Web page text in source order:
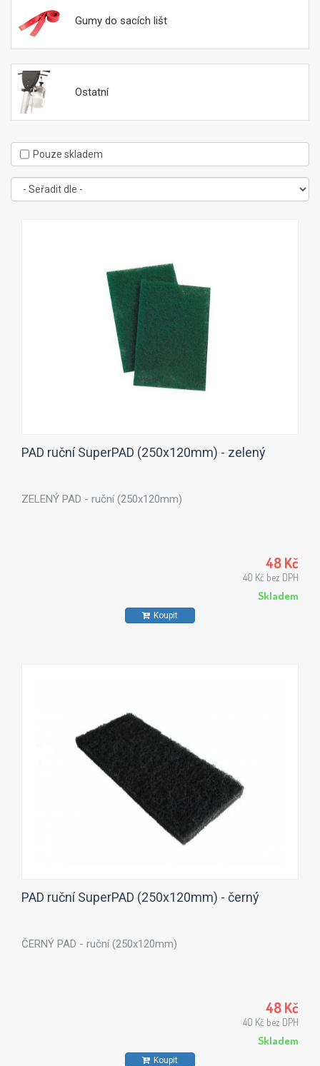
Gumy do sacích lišt
Ostatní
Pouze skladem
PAD ruční SuperPAD (250x120mm) - zelený
ZELENÝ PAD - ruční (250x120mm)
48 Kč
40 Kč bez DPH
Skladem
Koupit
PAD ruční SuperPAD (250x120mm) - černý
ČERNÝ PAD - ruční (250x120mm)
48 Kč
40 Kč bez DPH
Skladem
Koupit